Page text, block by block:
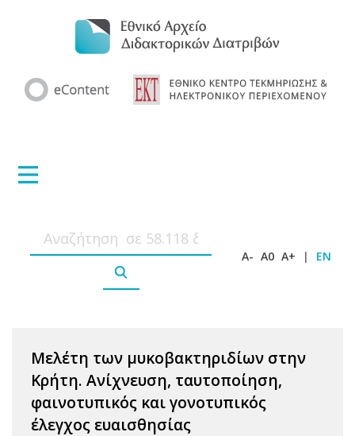
A- A0 A+ | EN
Μελέτη των μυκοβακτηριδίων στην
Κρήτη. Ανίχνευση, ταυτοποίηση,
φαινοτυπικός και γονοτυπικός
έλεγχος ευαισθησίας